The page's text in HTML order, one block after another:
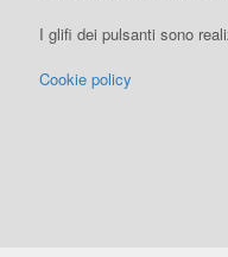
I glifi dei pulsanti sono
Cookie policy